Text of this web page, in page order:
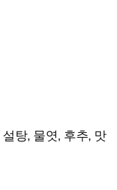
탕, 물엿, 후추, 맛